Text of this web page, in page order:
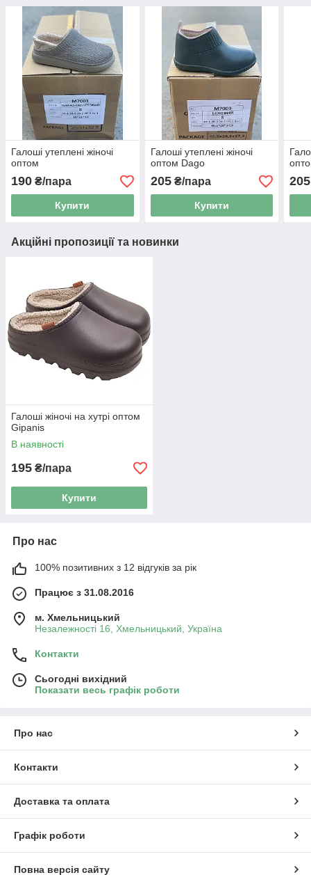
Галоші утеплені жіночі
оптом
190 ₴/пара
Купити
Галоші утеплені жіночі
оптом Dago
205₴/пара
Купити
205
Акційні пропозиції та новинки
Галоші жіночі на хутрі оптом
Gipanis
В наявності
195 ₴/пара
Купити
Про нас
100% позитивних з 12 відгуків за рік
Працює з 31.08.2016
м. Хмельницький
Незалежності 16, Хмельницький, Україна
Контакти
Сьогодні вихідний
Показати весь графік роботи
Про нас
Контакти
Доставка та оплата
Графік роботи
Повна версія сайту